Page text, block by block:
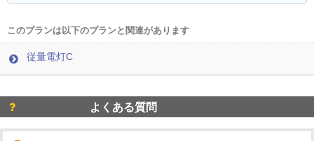
このプランは以下のプランと関連があります
従量電灯C
よくある質問